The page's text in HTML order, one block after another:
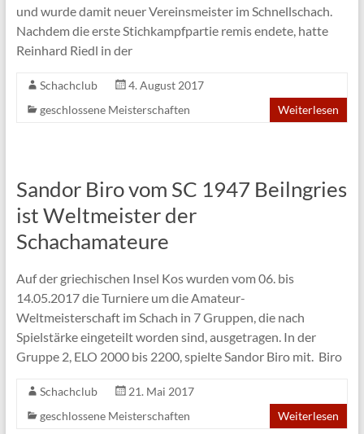
und wurde damit neuer Vereinsmeister im Schnellschach.
Nachdem die erste Stichkampfpartie remis endete, hatte
Reinhard Riedl in der
Schachclub
4. August 2017
geschlossene Meisterschaften
Weiterlesen
Sandor Biro vom SC 1947 Beilngries
ist Weltmeister der
Schachamateure
Auf der griechischen Insel Kos wurden vom 06. bis
14.05.2017 die Turniere um die Amateur-
Weltmeisterschaft im Schach in 7 Gruppen, die nach
Spielstärke eingeteilt worden sind, ausgetragen. In der
Gruppe 2, ELO 2000 bis 2200, spielte Sandor Biro mit. Biro
Schachclub
21. Mai 2017
geschlossene Meisterschaften
Weiterlesen